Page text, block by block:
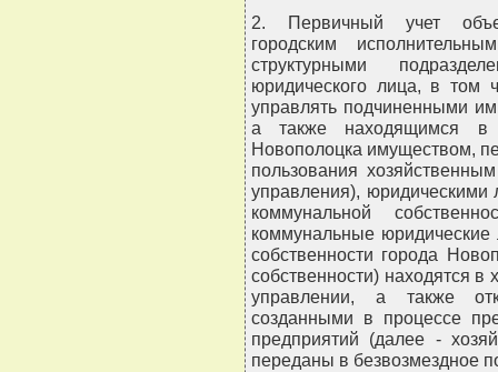
2. Первичный учет
городским
структурными
юридического лица, в том
управлять подчиненными
а также находящимся в
Новополоцка имуществом,
пользования
управления), юридическими
коммунальной
коммунальные
собственности города
собственности) находятся
управлении, а также
созданными в процессе
предприятий (далее -
переданы в безвозмездное